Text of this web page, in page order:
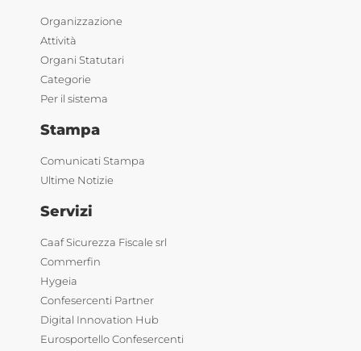
Organizzazione
Attività
Organi Statutari
Categorie
Per il sistema
Stampa
Comunicati Stampa
Ultime Notizie
Servizi
Caaf Sicurezza Fiscale srl
Commerfin
Hygeia
Confesercenti Partner
Digital Innovation Hub
Eurosportello Confesercenti